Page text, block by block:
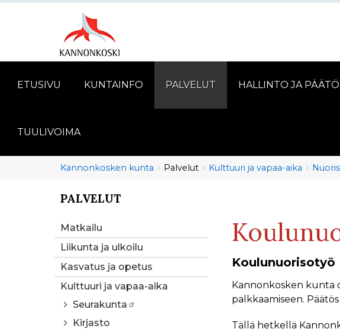
ETUSIVU KUNTAINFO PALVELUT HALLINTO JA
TUULIVOIMA
Murupolku
You
here:
Kannonkosken kunta Palvelut Kulttuuri ja vapaa-aika
You
here:
PALVELUT
Matkailu
Liikunta ja ulkoilu
Kasvatus ja opetus
Kulttuuri ja vapaa-aika
Seurakunta
Kirjasto
Koulunuorisotyö
Kannonkosken kunta
palkkaamiseen.
Tällä hetkellä